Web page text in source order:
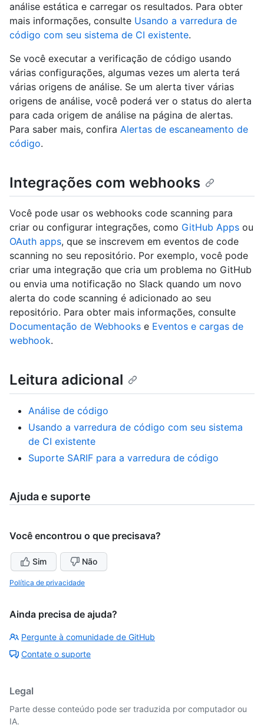
análise estática e carregar os resultados. Para obter
mais informações, consulte Usando a varredura de
código com seu sistema de CI existente.
Se você executar a verificação de código usando
várias configurações, algumas vezes um alerta terá
várias origens de análise. Se um alerta tiver várias
origens de análise, você poderá ver o status do alerta
para cada origem de análise na página de alertas.
Para saber mais, confira Alertas de escaneamento de
código.
Integrações com webhooks
Você pode usar os webhooks code scanning para
criar ou configurar integrações, como GitHub Apps ou
OAuth apps, que se inscrevem em eventos de code
scanning no seu repositório. Por exemplo, você pode
criar uma integração que cria um problema no GitHub
ou envia uma notificação no Slack quando um novo
alerta do code scanning é adicionado ao seu
repositório. Para obter mais informações, consulte
Documentação de Webhooks e Eventos e cargas de
webhook.
Leitura adicional
Análise de código
Usando a varredura de código com seu sistema
de CI existente
Suporte SARIF para a varredura de código
Ajuda e suporte
Você encontrou o que precisava?
Sim Não
Política de privacidade
Ainda precisa de ajuda?
Pergunte à comunidade de GitHub
Contate o suporte
Legal
Parte desse conteúdo pode ser traduzida por computador ou
IA.